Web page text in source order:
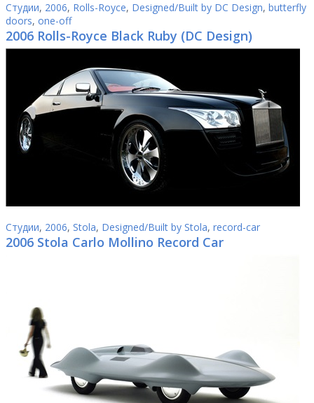
Студии, 2006, Rolls-Royce, Designed/Built by DC Design, butterfly
doors, one-off
2006 Rolls-Royce Black Ruby (DC Design)
Студии, 2006, Stola, Designed/Built by Stola, record-car
2006 Stola Carlo Mollino Record Car